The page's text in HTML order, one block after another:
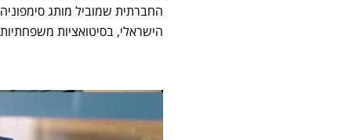
החברתית שמוביל מותג
הישראלי, בסיטואציות